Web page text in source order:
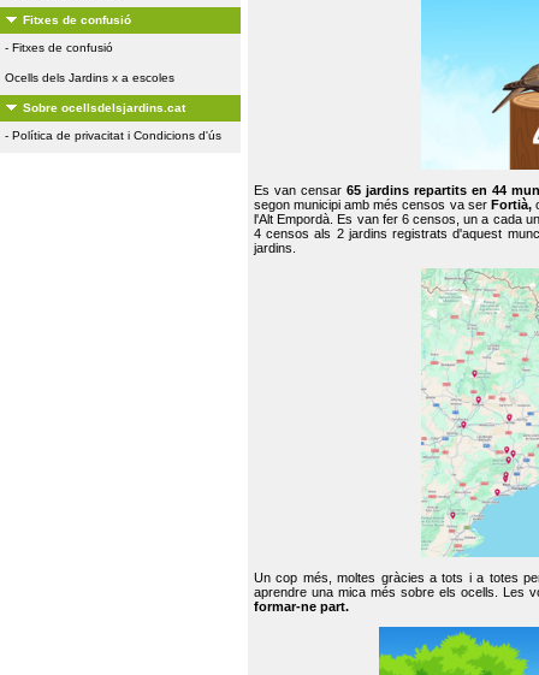
Fitxes de confusió
- Fitxes de confusió
Ocells dels Jardins x a escoles
Sobre ocellsdelsjardins.cat
- Política de privacitat i Condicions d'ús
Es van censar65 jardins repartits en 44
segon municipi amb més censos va ser Fortià,
l'Alt Empordà. Es van fer 6 censos, un a cada
4 censos als 2 jardins registrats d'aquest
jardins.
Un cop més, moltes gràcies a tots i a totes
aprendre una mica més sobre els ocells. Les
formar-ne part.